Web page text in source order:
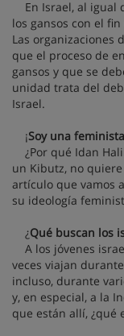
En Israel, al igual
los gansos con el
Las organizaciones
que el proceso de
gansos y que se
unidad trata del
Israel.
¡Soy una feminista
¿Por qué Idan
un Kibutz, no
artículo que vamos
su ideología
¿Qué buscan los
A los jóvenes
veces viajan
incluso, durante
y, en especial, a la
que están allí, ¿qué